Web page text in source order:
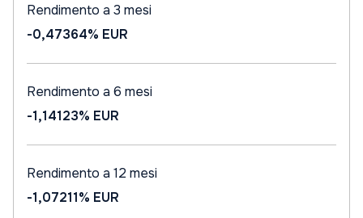
Rendimento a 3 mesi
-0,47364% EUR
Rendimento a 6 mesi
-1,14123% EUR
Rendimento a 12 mesi
-1,07211% EUR